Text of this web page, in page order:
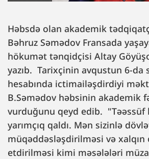
Həbsdə olan akademik
Bəhruz Səmədov Fransada
hökumət tənqidçisi Altay
yazıb. Tarixçinin avqustun 6-da
hesabında ictimailəşdirdiyi
B.Səmədov həbsinin akademik
vurduğunu qeyd edib. "Təəssüf
yarımçıq qaldı. Mən sizinlə
müqəddəsləşdirilməsi və xalqın
etdirilməsi kimi məsələləri